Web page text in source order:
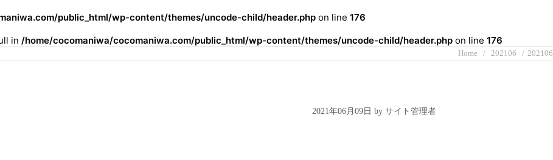
public_html/wp-content/themes/uncode-child/header.php on line 176
in /home/cocomaniwa/cocomaniwa.com/public_html/wp-content/themes/uncode-child/header.php on line 176
Home 202106 202106
2021年06月09日 by サイト管理者